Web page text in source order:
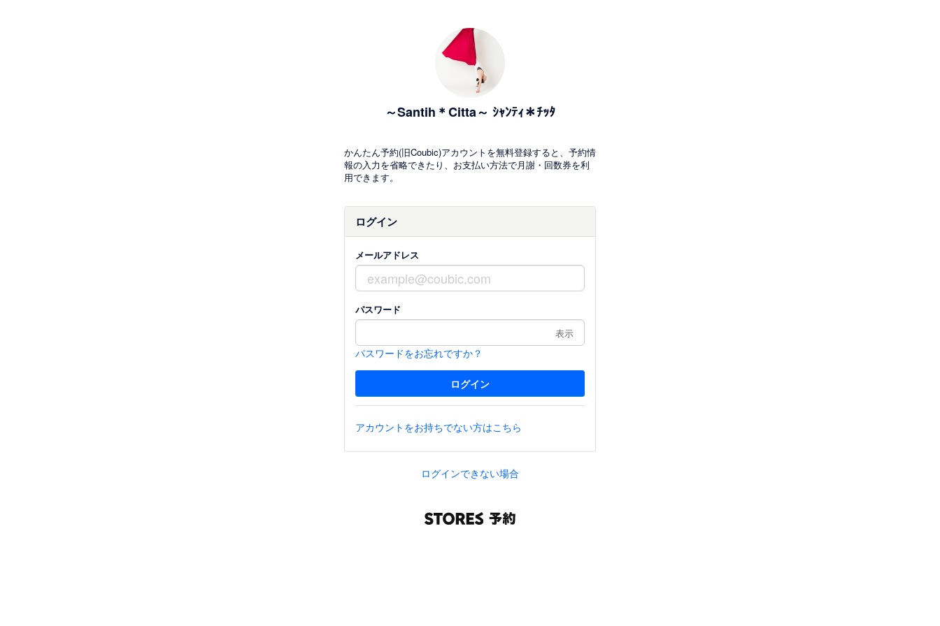
～Santih＊Citta～ ｼｬﾝﾃｨ＊ﾁｯﾀ
かんたん予約(旧Coubic)アカウントを無料登録すると、予約情
報の入力を省略できたり、お支払い方法で月謝・回数券を利
用できます。
ログイン
メールアドレス
パスワード
表示
パスワードをお忘れですか？
アカウントをお持ちでない方はこちら
ログインできない場合